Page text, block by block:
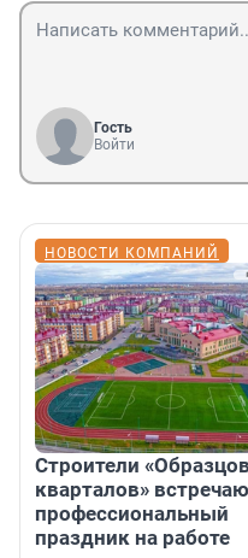
Гость
Войти
НОВОСТИ КОМПАНИЙ
Строители
кварталов»
профессиональный
праздник на работе